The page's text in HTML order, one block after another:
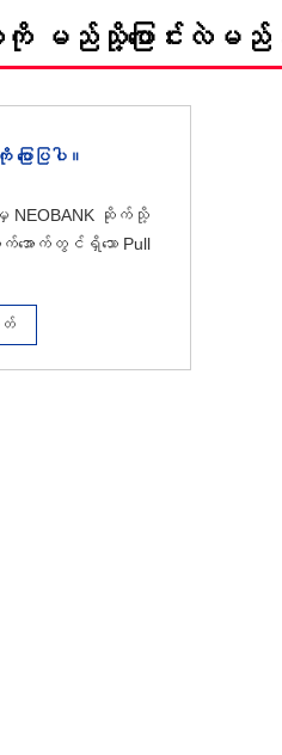
းကို မည်သို့ပြောင်းလဲမ
ပြောပြပါ။
NEOBANK ဆိုက်သို့
က်အောက်တွင်ရှိသော Pull
တ်